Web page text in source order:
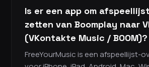
Is er een app om
zetten van Boomplay naar
(VKontakte Music / BOOM)?
FreeYourMusic is een afspeellijst-